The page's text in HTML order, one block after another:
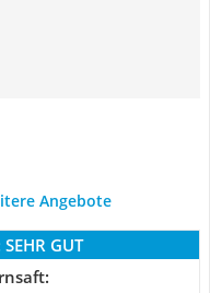
Angebote
SEHR GUT